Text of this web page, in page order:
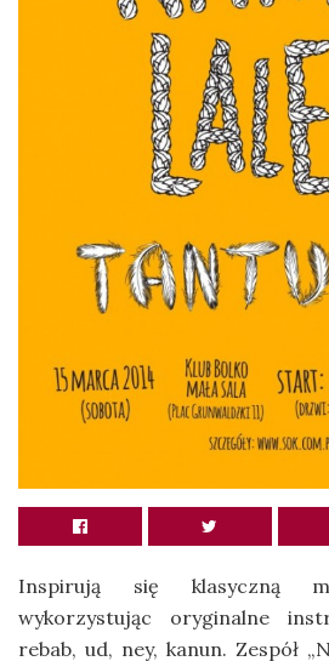
Inspirują się klasyczną
wykorzystując oryginalne
rebab, ud, ney, kanun. Zespół